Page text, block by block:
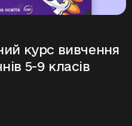
курс вивчення
5-9 класів